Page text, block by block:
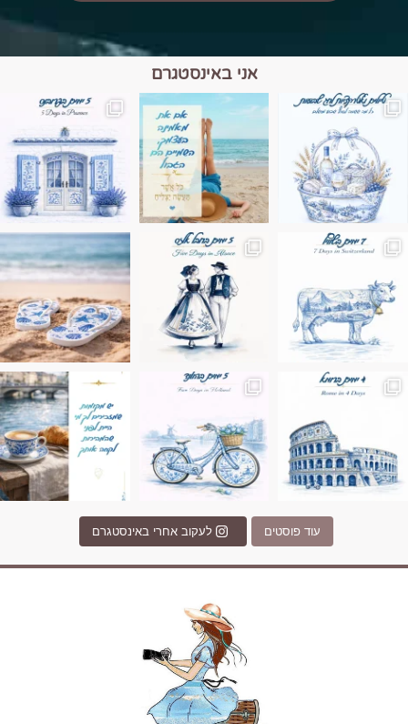
אני באינסטגרם
הם הגבול 💙🩵
בחבל אלזס צרפת
בחופשה שבו הכל נהיה פשוט יותר. החול, הי
Instagram post
Instagram post 17994326828955248
עוד פוסטים לעקוב אחרי באינסטגרם